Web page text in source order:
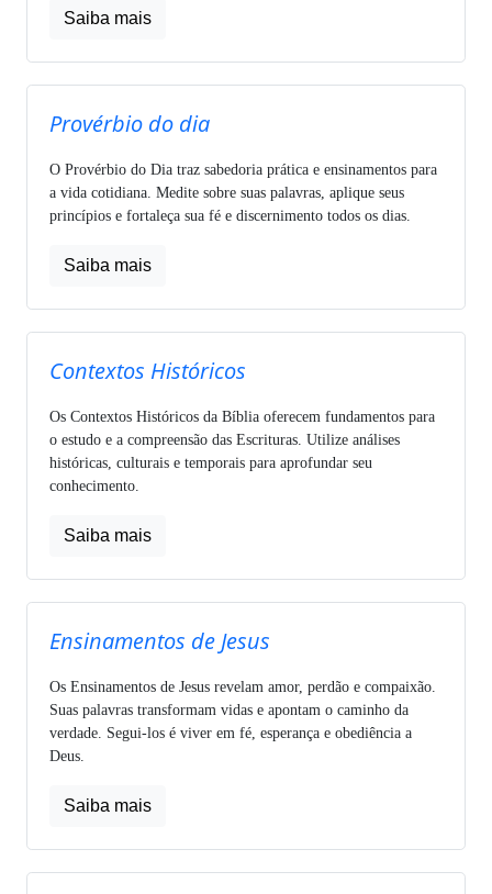
Saiba mais
Provérbio do dia
O Provérbio do Dia traz sabedoria prática e ensinamentos para
a vida cotidiana. Medite sobre suas palavras, aplique seus
princípios e fortaleça sua fé e discernimento todos os dias.
Saiba mais
Contextos Históricos
Os Contextos Históricos da Bíblia oferecem fundamentos para
o estudo e a compreensão das Escrituras. Utilize análises
históricas, culturais e temporais para aprofundar seu
conhecimento.
Saiba mais
Ensinamentos de Jesus
Os Ensinamentos de Jesus revelam amor, perdão e compaixão.
Suas palavras transformam vidas e apontam o caminho da
verdade. Segui-los é viver em fé, esperança e obediência a
Deus.
Saiba mais